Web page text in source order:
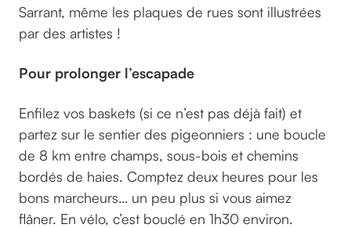
Sarrant, même les plaques de rues sont illustrées
par des artistes !
Pour prolonger l’escapade
Enfilez vos baskets (si ce n’est pas déjà fait) et
partez sur le sentier des pigeonniers : une boucle
de 8 km entre champs, sous-bois et chemins
bordés de haies. Comptez deux heures pour les
bons marcheurs… un peu plus si vous aimez
flâner. En vélo, c’est bouclé en 1h30 environ.